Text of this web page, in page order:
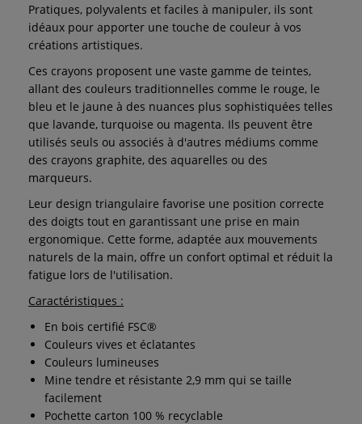
Pratiques, polyvalents et faciles à manipuler, ils sont
idéaux pour apporter une touche de couleur à vos
créations artistiques.
Ces crayons proposent une vaste gamme de teintes,
allant des couleurs traditionnelles comme le rouge, le
bleu et le jaune à des nuances plus sophistiquées telles
que lavande, turquoise ou magenta. Ils peuvent être
utilisés seuls ou associés à d'autres médiums comme
des crayons graphite, des aquarelles ou des
marqueurs.
Leur design triangulaire favorise une position correcte
des doigts tout en garantissant une prise en main
ergonomique. Cette forme, adaptée aux mouvements
naturels de la main, offre un confort optimal et réduit la
fatigue lors de l'utilisation.
Caractéristiques :
En bois certifié FSC®
Couleurs vives et éclatantes
Couleurs lumineuses
Mine tendre et résistante 2,9 mm qui se taille
facilement
Pochette carton 100 % recyclable